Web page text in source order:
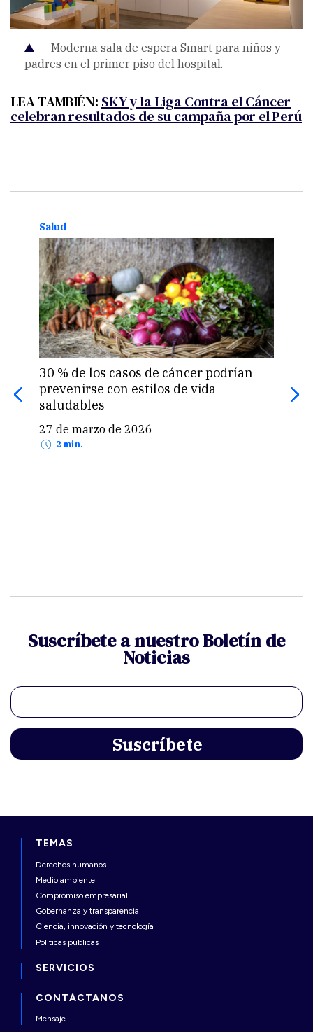
Moderna sala de espera Smart para niños y
padres en el primer piso del hospital.
LEA TAMBIÉN: SKY y la Liga Contra el Cáncer
celebran resultados de su campaña por el Perú
Salud
30 % de los casos de cáncer podrían
prevenirse con estilos de vida
saludables
27 de marzo de 2026
2 min.
Suscríbete a nuestro Boletín de
Noticias
TEMAS
Derechos humanos
Medio ambiente
Compromiso empresarial
Gobernanza y transparencia
Ciencia, innovación y tecnología
Políticas públicas
SERVICIOS
CONTÁCTANOS
Mensaje